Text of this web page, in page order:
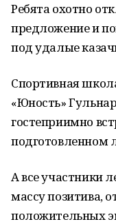
Ребята охотно
предложение и
под удалые
Спортивная
«Юность»
гостеприимно
подготовленном
А все участники
массу позитива,
положительных